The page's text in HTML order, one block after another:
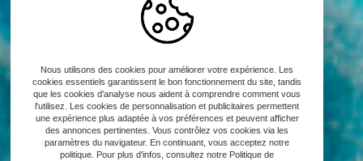
Nous utilisons des cookies pour améliorer votre expérience. Les
cookies essentiels garantissent le bon fonctionnement du site, tandis
que les cookies d'analyse nous aident à comprendre comment vous
l'utilisez. Les cookies de personnalisation et publicitaires permettent
une expérience plus adaptée à vos préférences et peuvent afficher
des annonces pertinentes. Vous contrôlez vos cookies via les
paramètres du navigateur. En continuant, vous acceptez notre
politique. Pour plus d'infos, consultez notre Politique de